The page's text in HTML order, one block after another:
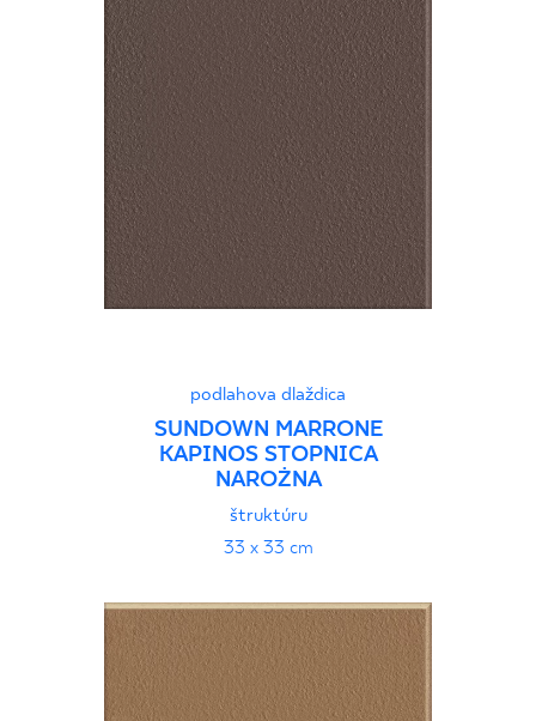
podlahova dlaždica
SUNDOWN MARRONE
KAPINOS STOPNICA
NAROŻNA
štruktúru
33 x 33 cm